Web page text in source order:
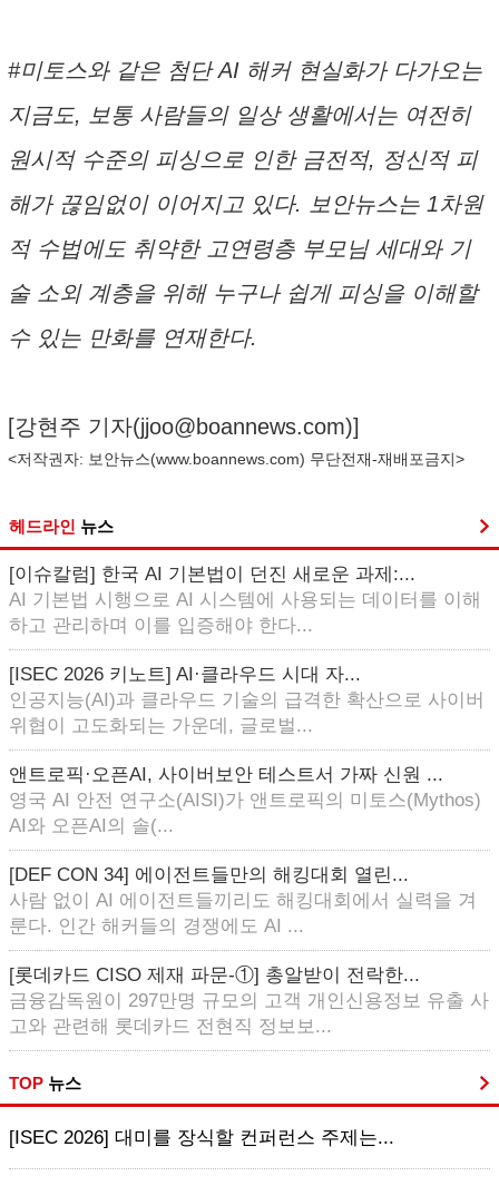
#미토스와 같은 첨단 AI 해커 현실화가 다가오는
지금도, 보통 사람들의 일상 생활에서는 여전히
원시적 수준의 피싱으로 인한 금전적, 정신적 피
해가 끊임없이 이어지고 있다. 보안뉴스는 1차원
적 수법에도 취약한 고연령층 부모님 세대와 기
술 소외 계층을 위해 누구나 쉽게 피싱을 이해할
수 있는 만화를 연재한다.
[강현주 기자(jjoo@boannews.com)]
<저작권자: 보안뉴스(www.boannews.com) 무단전재-재배포금지>
헤드라인 뉴스
[이슈칼럼] 한국 AI 기본법이 던진 새로운 과제:...
AI 기본법 시행으로 AI 시스템에 사용되는 데이터를 이해
하고 관리하며 이를 입증해야 한다...
[ISEC 2026 키노트] AI·클라우드 시대 자...
인공지능(AI)과 클라우드 기술의 급격한 확산으로 사이버
위협이 고도화되는 가운데, 글로벌...
앤트로픽·오픈AI, 사이버보안 테스트서 가짜 신원 ...
영국 AI 안전 연구소(AISI)가 앤트로픽의 미토스(Mythos)
AI와 오픈AI의 솔(...
[DEF CON 34] 에이전트들만의 해킹대회 열린...
사람 없이 AI 에이전트들끼리도 해킹대회에서 실력을 겨
룬다. 인간 해커들의 경쟁에도 AI ...
[롯데카드 CISO 제재 파문-①] 총알받이 전락한...
금융감독원이 297만명 규모의 고객 개인신용정보 유출 사
고와 관련해 롯데카드 전현직 정보보...
TOP 뉴스
[ISEC 2026] 대미를 장식할 컨퍼런스 주제는...